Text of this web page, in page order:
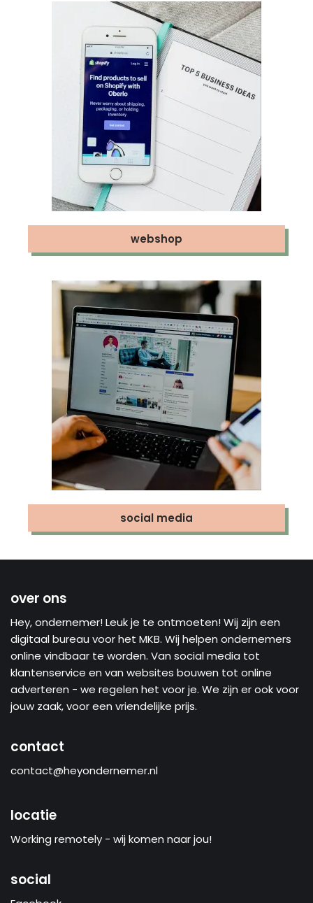
webshop
social media
over ons
Hey, ondernemer! Leuk je te ontmoeten! Wij zijn een
digitaal bureau voor het MKB. Wij helpen ondernemers
online vindbaar te worden. Van social media tot
klantenservice en van websites bouwen tot online
adverteren - we regelen het voor je. We zijn er ook voor
jouw zaak, voor een vriendelijke prijs.
contact
contact@heyondernemer.nl
locatie
Working remotely - wij komen naar jou!
social